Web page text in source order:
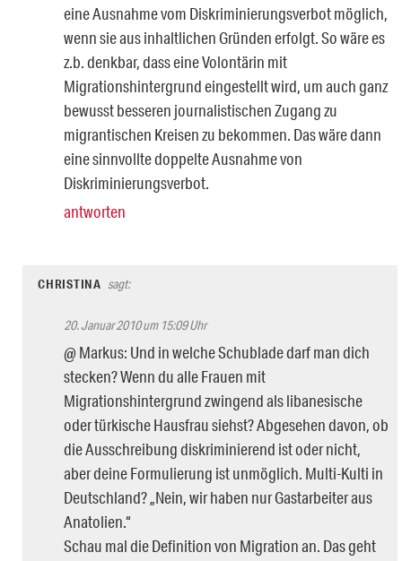
eine Ausnahme vom Diskriminierungsverbot möglich,
wenn sie aus inhaltlichen Gründen erfolgt. So wäre es
z.b. denkbar, dass eine Volontärin mit
Migrationshintergrund eingestellt wird, um auch ganz
bewusst besseren journalistischen Zugang zu
migrantischen Kreisen zu bekommen. Das wäre dann
eine sinnvollte doppelte Ausnahme von
Diskriminierungsverbot.
antworten
CHRISTINA sagt:
20. Januar 2010 um 15:09 Uhr
@ Markus: Und in welche Schublade darf man dich
stecken? Wenn du alle Frauen mit
Migrationshintergrund zwingend als libanesische
oder türkische Hausfrau siehst? Abgesehen davon, ob
die Ausschreibung diskriminierend ist oder nicht,
aber deine Formulierung ist unmöglich. Multi-Kulti in
Deutschland? „Nein, wir haben nur Gastarbeiter aus
Anatolien.“
Schau mal die Definition von Migration an. Das geht